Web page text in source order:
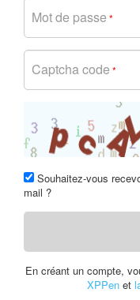
Mot de passe *
Captcha code *
Souhaitez-vous
mail ?
En créant un compte,
XPPen et